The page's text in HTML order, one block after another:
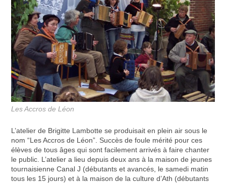
Les Accros de Léon
L’atelier de Brigitte Lambotte se produisait en plein air sous le
nom “Les Accros de Léon”. Succès de foule mérité pour ces
élèves de tous âges qui sont facilement arrivés à faire chanter
le public. L’atelier a lieu depuis deux ans à la maison de jeunes
tournaisienne Canal J (débutants et avancés, le samedi matin
tous les 15 jours) et à la maison de la culture d’Ath (débutants